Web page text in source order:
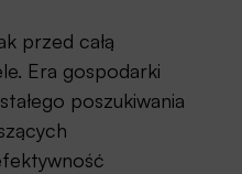
przed całą
Era gospodarki
poszukiwania